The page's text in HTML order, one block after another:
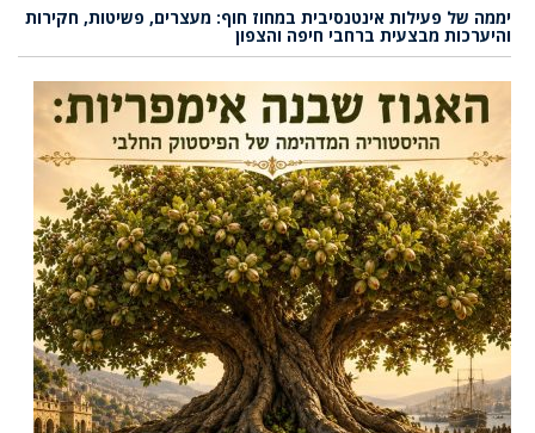
יממה של פעילות אינטנסיבית במחוז חוף: מעצרים, פשיטות, חקירות
והיערכות מבצעית ברחבי חיפה והצפון